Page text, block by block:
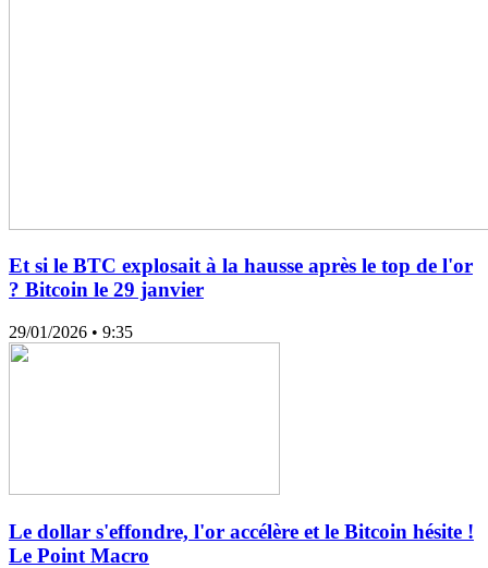
Et si le BTC explosait à la hausse après le top de l'or
? Bitcoin le 29 janvier
29/01/2026 • 9:35
Le dollar s'effondre, l'or accélère et le Bitcoin hésite !
Le Point Macro